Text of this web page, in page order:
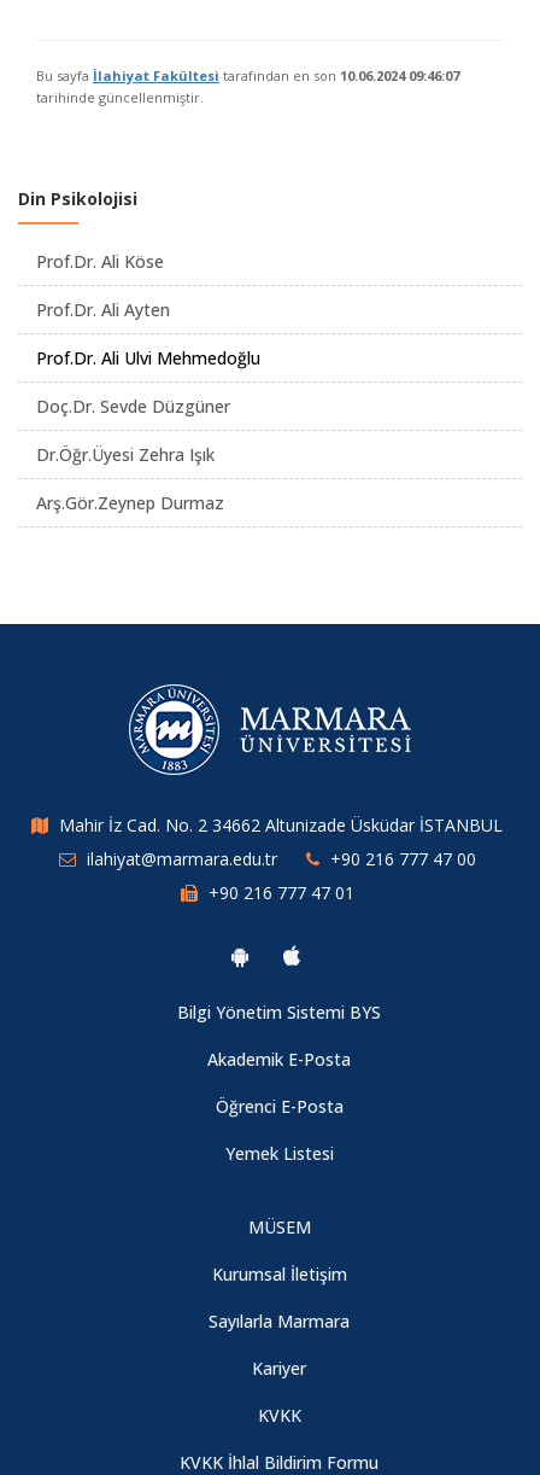
Bu sayfa İlahiyat Fakültesi tarafından en son 10.06.2024 09:46:07
tarihinde güncellenmiştir.
Din Psikolojisi
Prof.Dr. Ali Köse
Prof.Dr. Ali Ayten
Prof.Dr. Ali Ulvi Mehmedoğlu
Doç.Dr. Sevde Düzgüner
Dr.Öğr.Üyesi Zehra Işık
Arş.Gör.Zeynep Durmaz
Mahir İz Cad. No. 2 34662 Altunizade Üsküdar İSTANBUL
ilahiyat@marmara.edu.tr
+90 216 777 47 00
+90 216 777 47 01
Bilgi Yönetim Sistemi BYS
Akademik E-Posta
Öğrenci E-Posta
Yemek Listesi
MÜSEM
Kurumsal İletişim
Sayılarla Marmara
Kariyer
KVKK
KVKK İhlal Bildirim Formu